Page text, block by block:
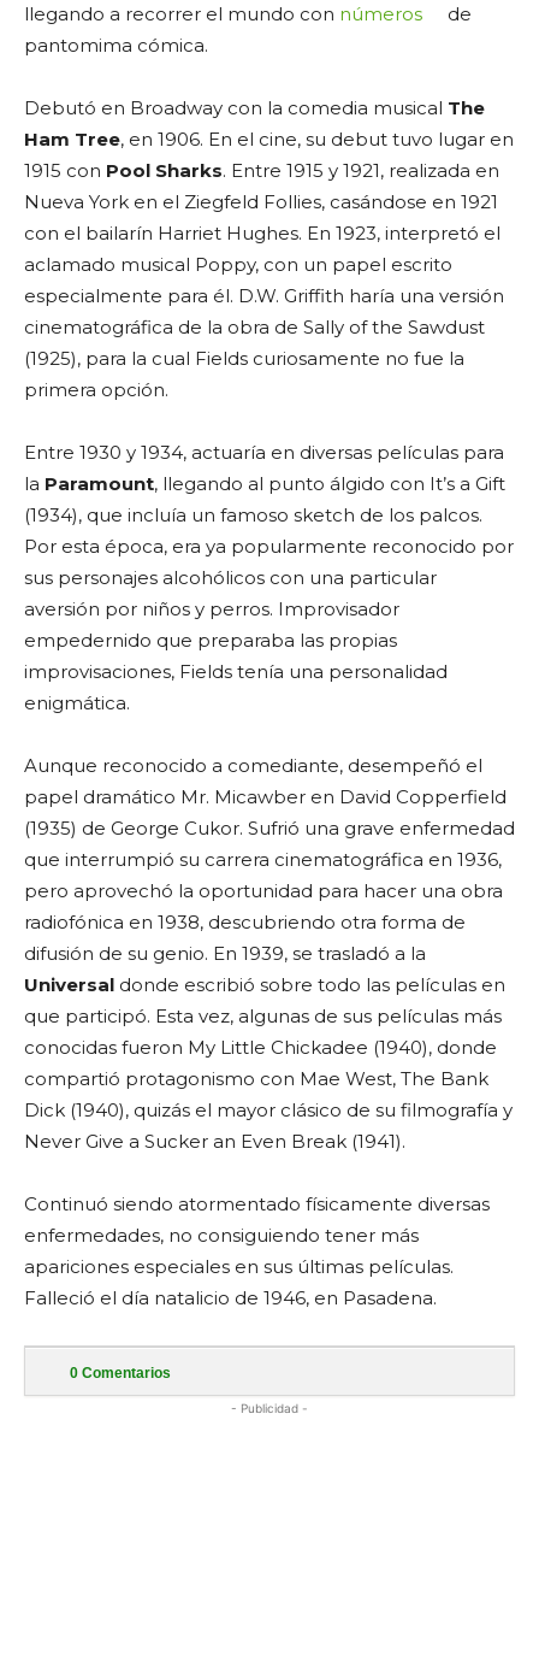
llegando a recorrer el mundo con números
de
pantomima cómica.
Debutó en Broadway con la comedia musical The
Ham Tree, en 1906. En el cine, su debut tuvo lugar en
1915 con Pool Sharks. Entre 1915 y 1921, realizada en
Nueva York en el Ziegfeld Follies, casándose en 1921
con el bailarín Harriet Hughes. En 1923, interpretó el
aclamado musical Poppy, con un papel escrito
especialmente para él. D.W. Griffith haría una versión
cinematográfica de la obra de Sally of the Sawdust
(1925), para la cual Fields curiosamente no fue la
primera opción.
Entre 1930 y 1934, actuaría en diversas películas para
la Paramount, llegando al punto álgido con It’s a Gift
(1934), que incluía un famoso sketch de los palcos.
Por esta época, era ya popularmente reconocido por
sus personajes alcohólicos con una particular
aversión por niños y perros. Improvisador
empedernido que preparaba las propias
improvisaciones, Fields tenía una personalidad
enigmática.
Aunque reconocido a comediante, desempeñó el
papel dramático Mr. Micawber en David Copperfield
(1935) de George Cukor. Sufrió una grave enfermedad
que interrumpió su carrera cinematográfica en 1936,
pero aprovechó la oportunidad para hacer una obra
radiofónica en 1938, descubriendo otra forma de
difusión de su genio. En 1939, se trasladó a la
Universal donde escribió sobre todo las películas en
que participó. Esta vez, algunas de sus películas más
conocidas fueron My Little Chickadee (1940), donde
compartió protagonismo con Mae West, The Bank
Dick (1940), quizás el mayor clásico de su filmografía y
Never Give a Sucker an Even Break (1941).
Continuó siendo atormentado físicamente diversas
enfermedades, no consiguiendo tener más
apariciones especiales en sus últimas películas.
Falleció el día natalicio de 1946, en Pasadena.
0 Comentarios
- Publicidad -